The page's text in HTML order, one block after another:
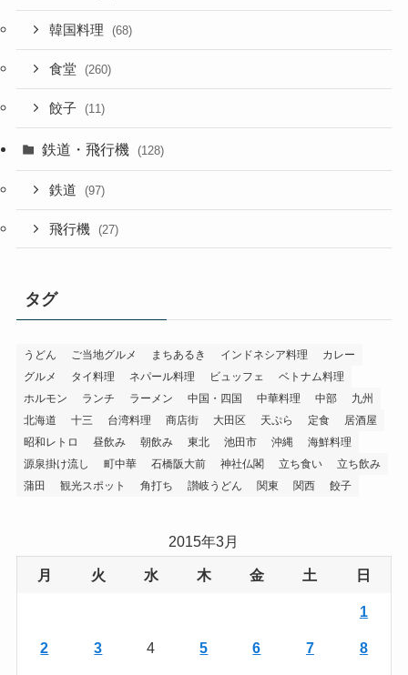
韓国料理 (68)
食堂 (260)
餃子 (11)
鉄道・飛行機 (128)
鉄道 (97)
飛行機 (27)
タグ
うどん ご当地グルメ まちあるき インドネシア料理
カレー
グルメ
タイ料理 ネパール料理 ビュッフェ
ベトナム料理
ホルモン
ランチ ラーメン 中国・四国 中華料理 中部
九州
北海道
十三 台湾料理 商店街 大田区 天ぷら 定食
居酒屋
昭和レトロ
昼飲み 朝飲み 東北 池田市 沖縄
海鮮料理
源泉掛け流し
町中華 石橋阪大前 神社仏閣 立ち食い
立ち飲み
蒲田
観光スポット 角打ち 讃岐うどん 関東 関西 餃子
2015年3月
月 火 水 木 金 土 日
1
2 3 4 5 6 7 8